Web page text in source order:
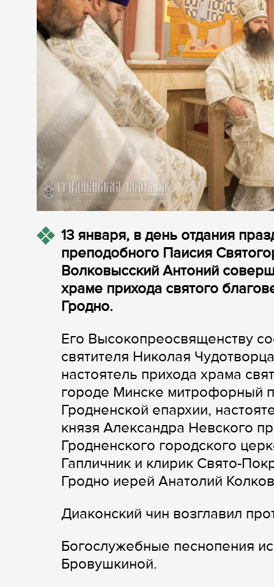
13 января, в день отдания
преподобного Паисия
Волковысский Антоний
храме прихода святого
Гродно.
Его Высокопреосвященству
святителя Николая
настоятель прихода храма
городе Минске митрофорный
Гродненской епархии,
князя Александра Невского
Гродненского городского
Гапличник и клирик Свято-
Гродно иерей Анатолий
Диаконский чин возглавил
Богослужебные песнопения
Бровушкиной.